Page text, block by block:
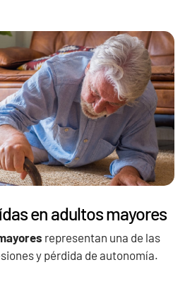
en adultos mayores
representan una de las
y pérdida de autonomía.